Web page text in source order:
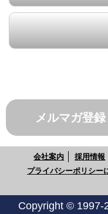
メルマガ登録
会社案内 採用情報
プライバシーポリシー
Copyright © 1997-